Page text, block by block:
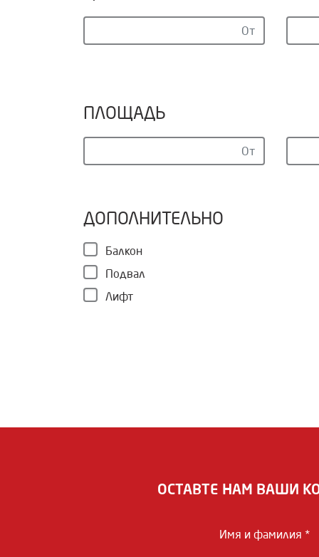
ПЛОЩАДЬ
ДОПОЛНИТЕЛЬНО
Балкон
Подвал
Лифт
ОСТАВТЕ НАМ ВАШИ
Имя и фамилия *